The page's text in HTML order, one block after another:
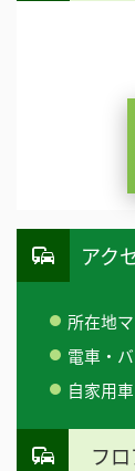
アク
所在地
電車・
自家用
フ